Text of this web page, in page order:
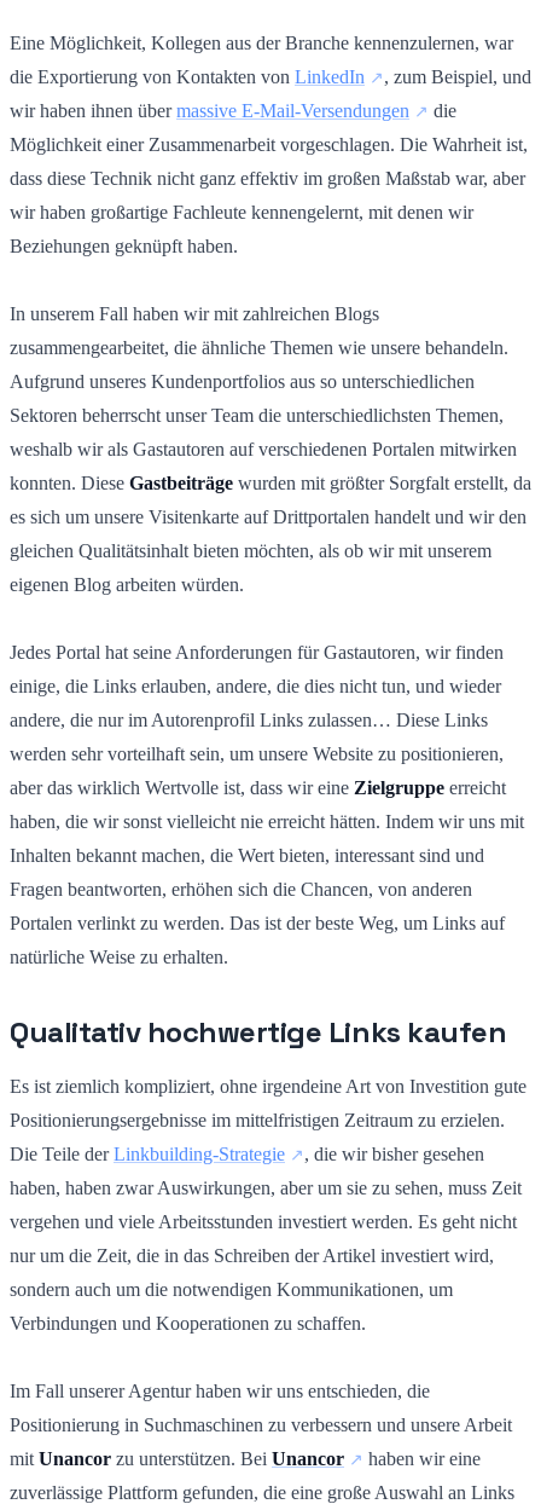
Eine Möglichkeit, Kollegen aus der Branche kennenzulernen, war
die Exportierung von Kontakten von LinkedIn
, zum Beispiel, und
wir haben ihnen übermassive E-Mail-Versendungen
die
Möglichkeit einer Zusammenarbeit vorgeschlagen. Die Wahrheit ist,
dass diese Technik nicht ganz effektiv im großen Maßstab war, aber
wir haben großartige Fachleute kennengelernt, mit denen wir
Beziehungen geknüpft haben.
In unserem Fall haben wir mit zahlreichen Blogs
zusammengearbeitet, die ähnliche Themen wie unsere behandeln.
Aufgrund unseres Kundenportfolios aus so unterschiedlichen
Sektoren beherrscht unser Team die unterschiedlichsten Themen,
weshalb wir als Gastautoren auf verschiedenen Portalen mitwirken
konnten. Diese Gastbeiträge wurden mit größter Sorgfalt erstellt, da
es sich um unsere Visitenkarte auf Drittportalen handelt und wir den
gleichen Qualitätsinhalt bieten möchten, als ob wir mit unserem
eigenen Blog arbeiten würden.
Jedes Portal hat seine Anforderungen für Gastautoren, wir finden
einige, die Links erlauben, andere, die dies nicht tun, und wieder
andere, die nur im Autorenprofil Links zulassen… Diese Links
werden sehr vorteilhaft sein, um unsere Website zu positionieren,
aber das wirklich Wertvolle ist, dass wir eine Zielgruppe erreicht
haben, die wir sonst vielleicht nie erreicht hätten. Indem wir uns mit
Inhalten bekannt machen, die Wert bieten, interessant sind und
Fragen beantworten, erhöhen sich die Chancen, von anderen
Portalen verlinkt zu werden. Das ist der beste Weg, um Links auf
natürliche Weise zu erhalten.
Qualitativ hochwertige Links kaufen
Es ist ziemlich kompliziert, ohne irgendeine Art von Investition gute
Positionierungsergebnisse im mittelfristigen Zeitraum zu erzielen.
Die Teile derLinkbuilding-Strategie
, die wir bisher gesehen
haben, haben zwar Auswirkungen, aber um sie zu sehen, muss Zeit
vergehen und viele Arbeitsstunden investiert werden. Es geht nicht
nur um die Zeit, die in das Schreiben der Artikel investiert wird,
sondern auch um die notwendigen Kommunikationen, um
Verbindungen und Kooperationen zu schaffen.
Im Fall unserer Agentur haben wir uns entschieden, die
Positionierung in Suchmaschinen zu verbessern und unsere Arbeit
mit Unancor zu unterstützen. Bei Unancor
haben wir eine
zuverlässige Plattform gefunden, die eine große Auswahl an Links